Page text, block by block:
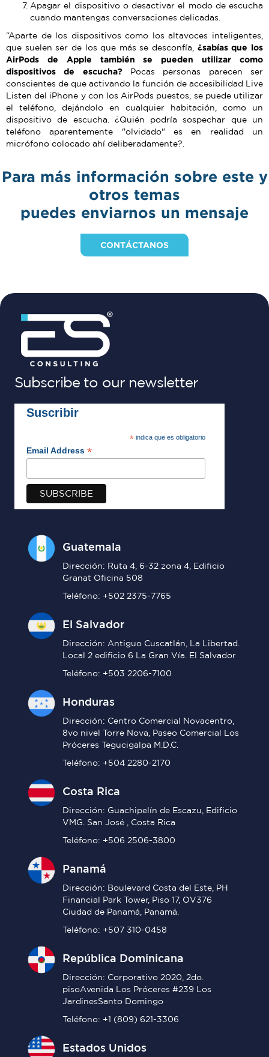
Apagar el dispositivo o desactivar el modo de escucha
cuando mantengas conversaciones delicadas.
“Aparte de los dispositivos como los altavoces inteligentes,
que suelen ser de los que más se desconfía,
¿sabías que los
AirPods de Apple también se pueden utilizar como
dispositivos de escucha? Pocas personas parecen ser
conscientes de que activando la función de accesibilidad Live
Listen del iPhone y con los AirPods puestos, se puede utilizar
el teléfono, dejándolo en cualquier habitación, como un
dispositivo de escucha. ¿Quién podría sospechar que un
teléfono aparentemente "olvidado" es en realidad un
micrófono colocado ahí deliberadamente?.
Para más información sobre este y
otros temas
puedes enviarnos un mensaje
CONTÁCTANOS
Subscribe to our newsletter
Suscribir
*indica que es obligatorio
Email Address *
Guatemala
Dirección: Ruta 4, 6-32 zona 4, Edificio
Granat Oficina 508
Teléfono: +502 2375-7765
El Salvador
Dirección: Antiguo Cuscatlán, La Libertad.
Local 2 edificio 6 La Gran Vía. El Salvador
Teléfono: +503 2206-7100
Honduras
Dirección: Centro Comercial Novacentro,
8vo nivel Torre Nova, Paseo Comercial Los
Próceres Tegucigalpa M.D.C.
Teléfono: +504 2280-2170
Costa Rica
Dirección: Guachipelín de Escazu, Edificio
VMG. San José , Costa Rica
Teléfono: +506 2506-3800
Panamá
Dirección: Boulevard Costa del Este, PH
Financial Park Tower, Piso 17, OV376
Ciudad de Panamá, Panamá.
Teléfono: +507 310-0458
República Dominicana
Dirección: Corporativo 2020, 2do.
pisoAvenida Los Próceres #239 Los
JardinesSanto Domingo
Teléfono: +1 (809) 621-3306
Estados Unidos